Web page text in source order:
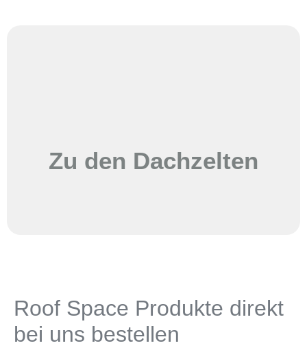
Zu den Dachzelten
Roof Space Produkte direkt
bei uns bestellen